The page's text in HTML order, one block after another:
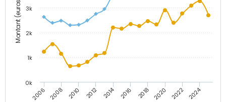
Montant (euros)
2006 2008 2010 2012 2014 2016 2018 2020 2022 2024
0k
1k
2k
3k